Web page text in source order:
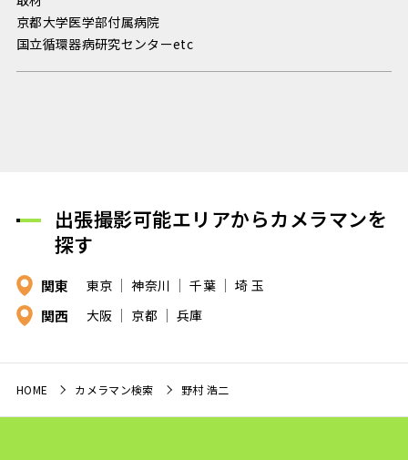
京都大学医学部付属病院
国立循環器病研究センターetc
出張撮影可能エリアからカメラマンを
探す
関東 東京 神奈川 千葉 埼 玉
関西 大阪 京都 兵庫
HOME カメラマン検索 野村 浩二